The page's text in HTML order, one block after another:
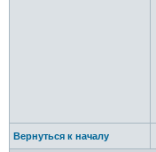
Вернуться к началу